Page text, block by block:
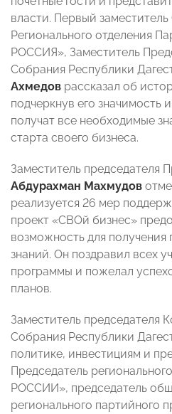
власти. Первый заместитель
Регионального отделения
РОССИЯ», Заместитель
Собрания Республики
Ахмедов рассказал об
подчеркнув его значимость
получат все необходимые
старта своего бизнеса.
Заместитель председателя
Абдурахман Махмудов
реализуется 26 мер
проект «СВОй бизнес»
возможность для получения
знаний. Он поздравил всех
программы и пожелал
планов.
Заместитель председателя
Собрания Республики
политике, инвестициям и
Председатель
РОССИИ», председатель
регионального партийного